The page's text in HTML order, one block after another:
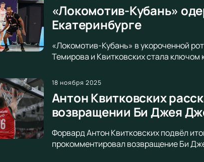
«Локомотив-Кубань»
Екатеринбурге
«Локомотив-Кубань» в укороченной
Темирова и Квитковских стала ключом
18 ноября 2025
Антон Квитковских
возвращении Би Джея
Форвард Антон Квитковских подвёл
прокомментировал возвращение Би